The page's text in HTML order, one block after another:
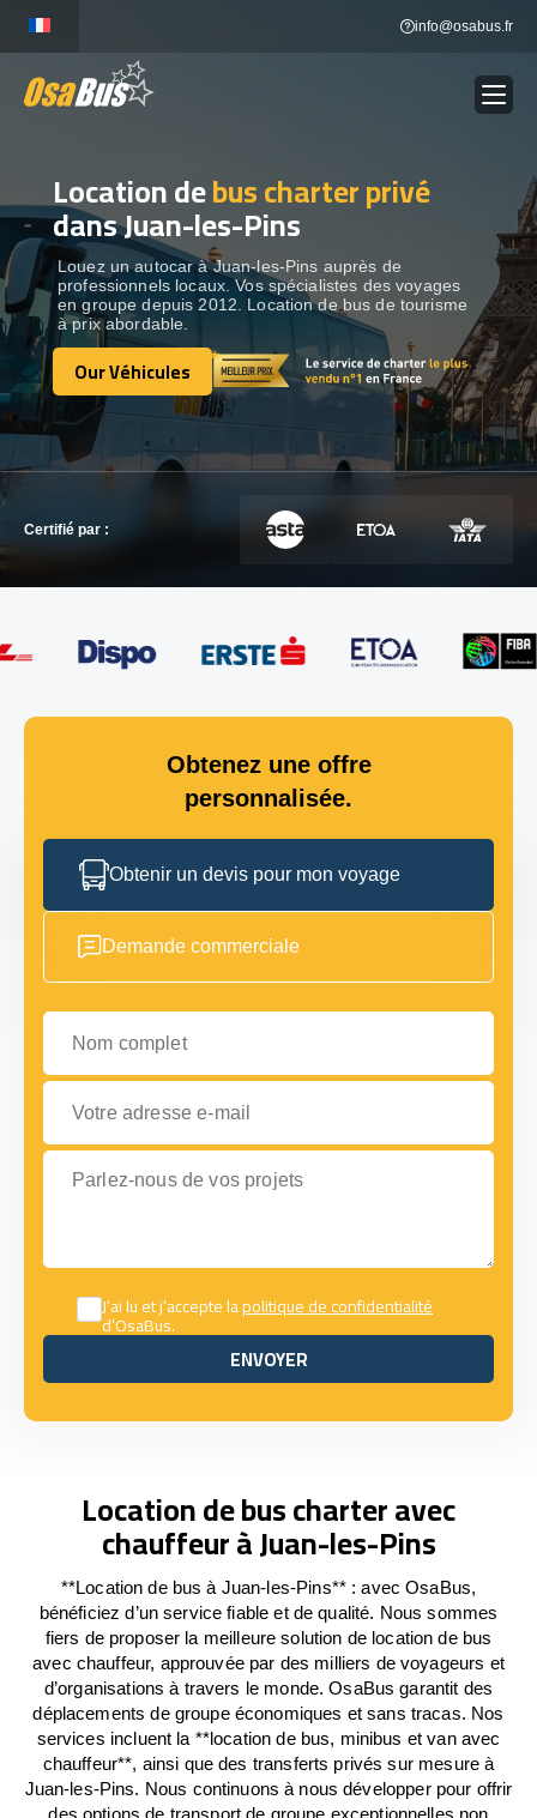
content
info@osabus.fr
LOCATION DE BUS Show dropdown
DESTINATIONS
OUR VÉHICULES
CONTACTEZ-NOUS
CONTACTEZ-NOUS
Location debus charter privé
dans Juan-les-Pins
Louez un autocar à Juan-les-Pins auprès de
professionnels locaux. Vos spécialistes des voyages
en groupe depuis 2012. Location de bus de tourisme
à prix abordable.
Our Véhicules
Our Véhicules
Certifié par :
Obtenez une offre
personnalisée.
Obtenir un devis pour mon voyage
Demande commerciale
Nom complet
Votre adresse e-mail
Parlez-nous de vos projets
J’ai lu et j’accepte lapolitique de confidentialité
d’OsaBus.
ENVOYER
ENVOYER
Location de bus charter avec
chauffeur à Juan-les-Pins
**Location de bus à Juan-les-Pins** : avec OsaBus,
bénéficiez d’un service fiable et de qualité. Nous sommes
fiers de proposer la meilleure solution de location de bus
avec chauffeur, approuvée par des milliers de voyageurs et
d’organisations à travers le monde. OsaBus garantit des
déplacements de groupe économiques et sans tracas. Nos
services incluent la **location de bus, minibus et van avec
chauffeur**, ainsi que des transferts privés sur mesure à
Juan-les-Pins. Nous continuons à nous développer pour offrir
des options de transport de groupe exceptionnelles non